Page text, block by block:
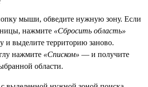
мыши, обведите нужную зону. Если
нажмите «Сбросить область»
и выделите территорию заново.
нажмите «Списком» — и получите
области.